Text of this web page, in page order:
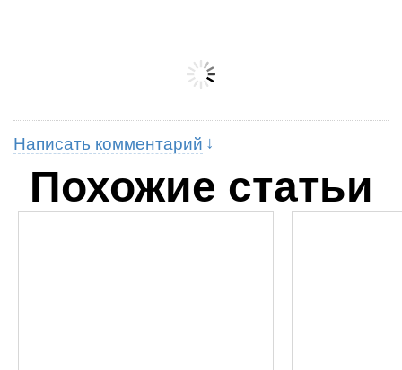
Написать комментарий
Похожие статьи